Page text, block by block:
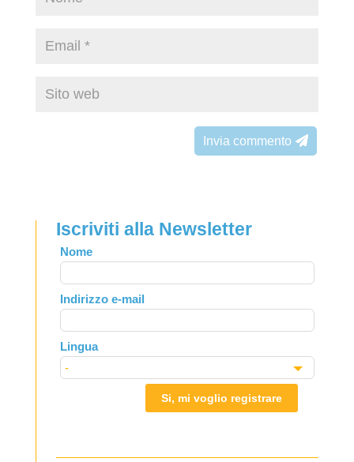
Invia commento
Iscriviti alla Newsletter
Leave
this
field
blank
Nome
Indirizzo e-mail
Lingua
Si, mi voglio registrare